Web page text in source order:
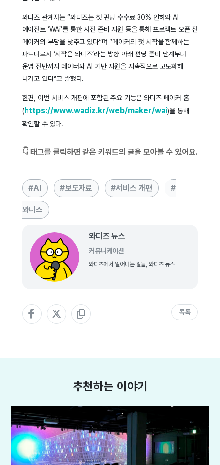
와디즈 관계자는 “와디즈는 첫 펀딩 수수료 30% 인하와 AI
에이전트 ‘WAi’를 통한 사전 준비 지원 등을 통해 프로젝트 오픈 전
메이커의 부담을 낮추고 있다”며 “메이커의 첫 시작을 함께하는
파트너로서 ‘시작은 와디즈’라는 방향 아래 펀딩 준비 단계부터
운영 전반까지 데이터와 AI 기반 지원을 지속적으로 고도화해
나가고 있다”고 밝혔다.
한편, 이번 서비스 개편에 포함된 주요 기능은 와디즈 메이커 홈
(https://www.wadiz.kr/web/maker/wai)을 통해
확인할 수 있다.
👇 태그를 클릭하면 같은 키워드의 글을 모아볼 수 있어요.
AI 보도자료 서비스 개편
와디즈
와디즈 뉴스
커뮤니케이션
와디즈에서 일어나는 일들, 와디즈 뉴스
목록
추천하는 이야기